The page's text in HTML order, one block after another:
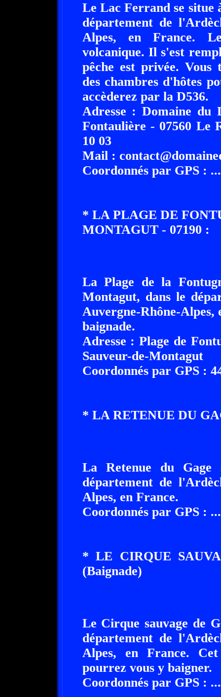
Le Lac Ferrand se situe
département de
Alpes, en France.
volcanique. Il s'est
pêche est privée.
des chambres d'hôtes
accèderez par la D536.
Adresse : Domaine
Fontaulière - 07560 Le
10 03
Mail :
Coordonnés par GPS :
* LA PLAGE DE
MONTAGUT - 07190 :
La Plage de la
Montagut, dans le
Auvergne-Rhône-Alpes,
baignade.
Adresse : Plage de
Sauveur-de-Montagut
Coordonnés par GPS :
* LA RETENUE DU
La Retenue du Gage
département de
Alpes, en France.
Coordonnés par GPS :
* LE CIRQUE
(Baignade)
Le Cirque sauvage de
département de
Alpes, en France.
pourrez vous y baigner.
Coordonnés par GPS :